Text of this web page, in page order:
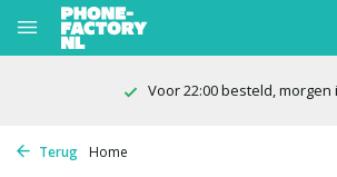
Voor 22:00 besteld, morgen
Terug Home